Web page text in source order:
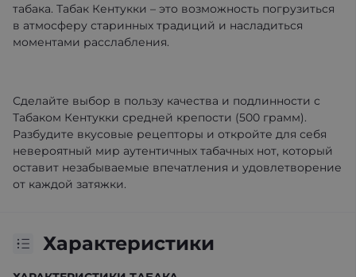
табака. Табак Кентукки – это возможность погрузиться
в атмосферу старинных традиций и насладиться
моментами расслабления.
Сделайте выбор в пользу качества и подлинности с
Табаком Кентукки средней крепости (500 грамм).
Разбудите вкусовые рецепторы и откройте для себя
невероятный мир аутентичных табачных нот, который
оставит незабываемые впечатления и удовлетворение
от каждой затяжки.
Характеристики